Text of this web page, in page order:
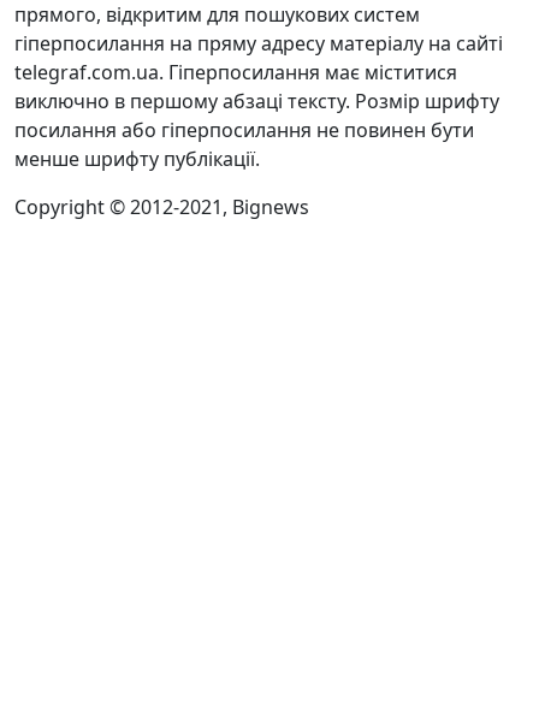
прямого, відкритим для пошукових систем
гіперпосилання на пряму адресу матеріалу на сайті
telegraf.com.ua. Гіперпосилання має міститися
виключно в першому абзаці тексту. Розмір шрифту
посилання або гіперпосилання не повинен бути
менше шрифту публікації.
Copyright © 2012-2021, Bignews